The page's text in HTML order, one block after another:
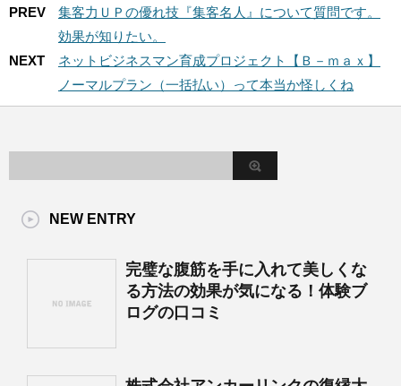
PREV
集客力ＵＰの優れ技『集客名人』について質問です。
効果が知りたい。
NEXT
ネットビジネスマン育成プロジェクト【Ｂ－ｍａｘ】
ノーマルプラン（一括払い）って本当か怪しくね
NEW ENTRY
完璧な腹筋を手に入れて美しくな
る方法の効果が気になる！体験ブ
ログの口コミ